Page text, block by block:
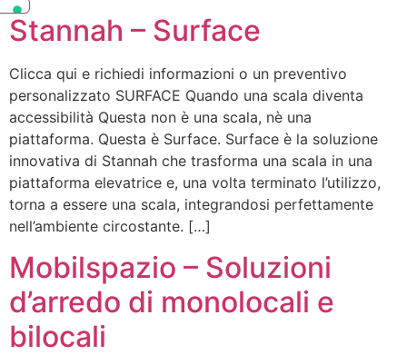
Stannah – Surface
Clicca qui e richiedi informazioni o un preventivo
personalizzato SURFACE Quando una scala diventa
accessibilità Questa non è una scala, nè una
piattaforma. Questa è Surface. Surface è la soluzione
innovativa di Stannah che trasforma una scala in una
piattaforma elevatrice e, una volta terminato l’utilizzo,
torna a essere una scala, integrandosi perfettamente
nell’ambiente circostante. […]
Mobilspazio – Soluzioni
d’arredo di monolocali e
bilocali